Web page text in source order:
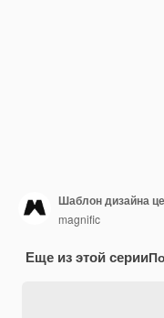
Шаблон дизайна
magnific
Еще из этой серии